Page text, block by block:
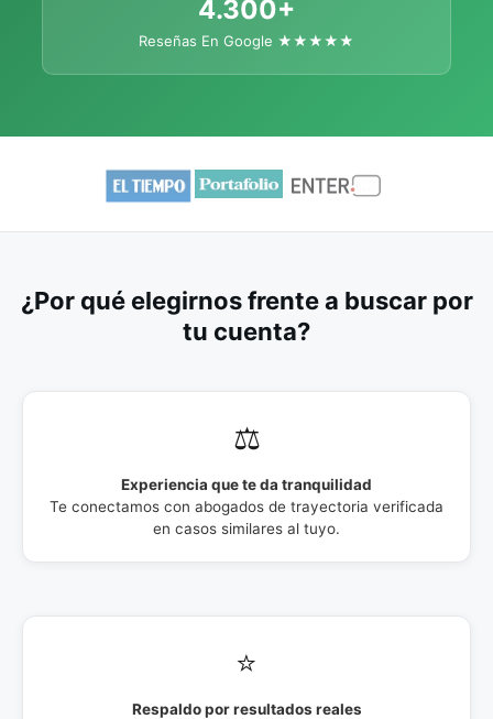
4.300+
Reseñas En Google ★★★★★
¿Por qué elegirnos frente a buscar por
tu cuenta?
⚖️
Experiencia que te da tranquilidad
Te conectamos con abogados de trayectoria verificada
en casos similares al tuyo.
⭐
Respaldo por resultados reales